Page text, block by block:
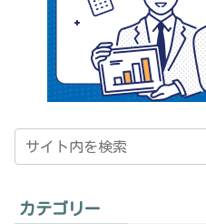
カテゴリー